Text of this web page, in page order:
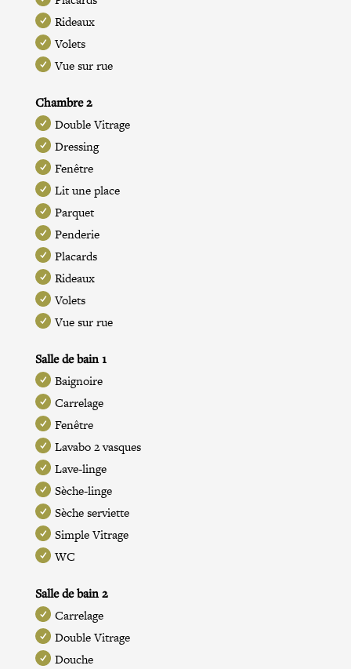
Rideaux
Volets
Vue sur rue
Chambre 2
Double Vitrage
Dressing
Fenêtre
Lit une place
Parquet
Penderie
Placards
Rideaux
Volets
Vue sur rue
Salle de bain 1
Baignoire
Carrelage
Fenêtre
Lavabo 2 vasques
Lave-linge
Sèche-linge
Sèche serviette
Simple Vitrage
WC
Salle de bain 2
Carrelage
Double Vitrage
Douche